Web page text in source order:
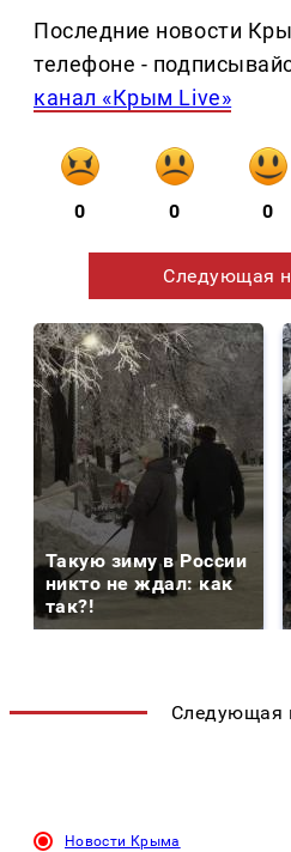
Последние новости
телефоне -
канал «Крым Live»
0 0 0
Следующая
Такую зиму в России
никто не ждал: как
так?!
Следующая
Новости Крыма